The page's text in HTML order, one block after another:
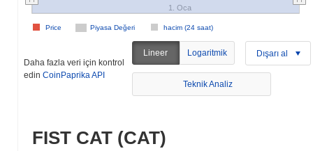
Piyasa Değeri hacim (24 saat)
Price
1. Oca
Daha fazla veri için kontrol
edin CoinPaprika API
Lineer Logaritmik Dışarı al
Teknik Analiz
FIST CAT (CAT)